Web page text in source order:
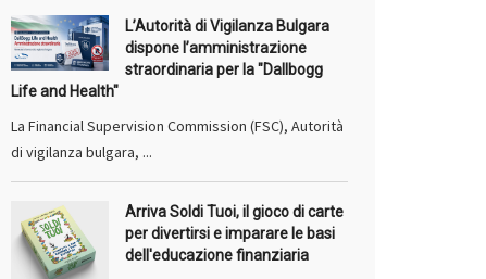
L’Autorità di Vigilanza Bulgara
dispone l’amministrazione
straordinaria per la "Dallbogg
Life and Health"
La Financial Supervision Commission (FSC), Autorità
di vigilanza bulgara, ...
Arriva Soldi Tuoi, il gioco di carte
per divertirsi e imparare le basi
dell'educazione finanziaria